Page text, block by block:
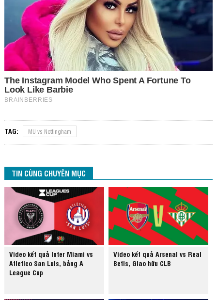
TAG: MU vs Nottingham
TIN CÙNG CHUYÊN MỤC
Video kết quả Inter Miami vs
Atletico San Luis, bảng A
League Cup
Video kết quả Arsenal vs Real
Betis, Giao hữu CLB